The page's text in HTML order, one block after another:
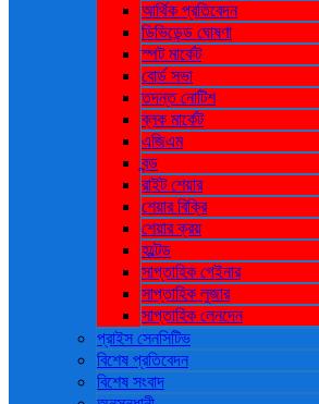
আর্থিক প্রতিবেদন
ডিভিডেন্ড ঘোষণা
স্পট মার্কেট
বোর্ড সভা
তদন্ত নোটিশ
ব্লক মার্কেট
এজিএম
বন্ড
রাইট শেয়ার
শেয়ার বিক্রি
শেয়ার ক্রয়
হল্টেড
সাপ্তাহিক গেইনার
সাপ্তাহিক লুজার
সাপ্তাহিক লেনদেন
প্রাইস সেনসিটিভ
বিশেষ প্রতিবেদন
বিশেষ সংবাদ